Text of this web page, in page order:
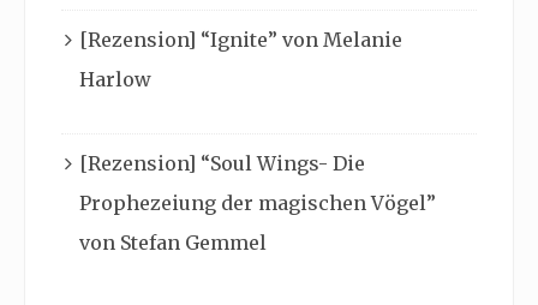
[Rezension] “Ignite” von Melanie
Harlow
[Rezension] “Soul Wings- Die
Prophezeiung der magischen Vögel”
von Stefan Gemmel